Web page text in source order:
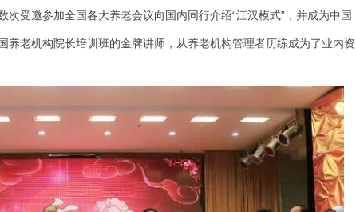
次受邀参加全国各大养老会议向国内同行介绍“江汉模式”，并成为中国
养老机构院长培训班的金牌讲师，从养老机构管理者历练成为了业内资